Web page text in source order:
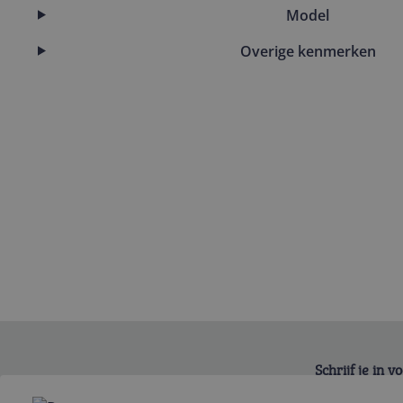
Model
Overige kenmerken
Schrijf je in